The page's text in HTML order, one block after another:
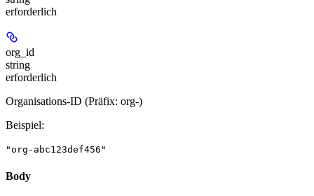
erforderlich
org_id
string
erforderlich
Organisations-ID (Präfix: org-)
Beispiel:
"org-abc123def456"
Body